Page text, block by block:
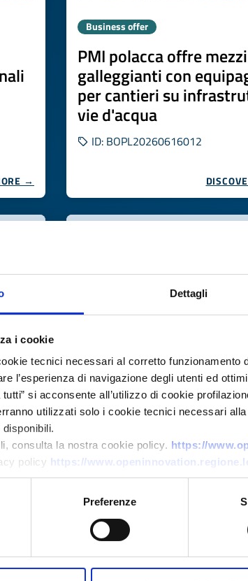
Dettagli
i cookie
tecnici necessari al corretto funzionamento
l’esperienza di navigazione degli utenti ed
tutti” si acconsente all’utilizzo di cookie
utilizzati solo i cookie tecnici necessari
consulta la nostra cookie policy. https://
policy https://
Preferenze
→
Business offer
PMI polacca offre mezzi
galleggianti con
per cantieri su
vie d'acqua
ID: BOPL20260616012
→
Business offer
Cooperazione nel
medico